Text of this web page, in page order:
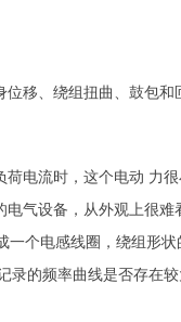
移、绕组扭曲、鼓包
电流时，这个电动 力
气设备，从外观上很
个电感线圈，绕组形
的频率曲线是否存在